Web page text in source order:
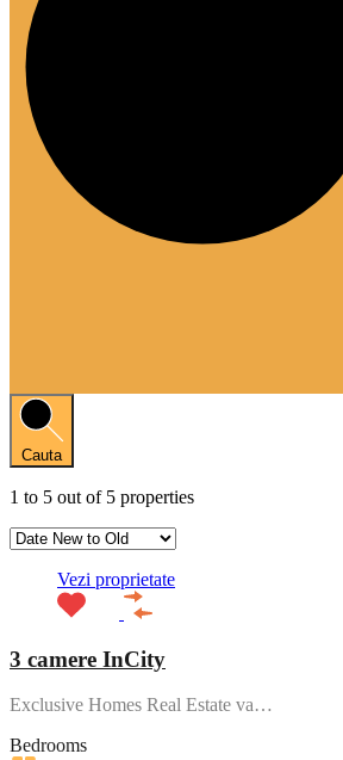
Cauta
1 to 5 out of 5 properties
Vezi proprietate
3 camere InCity
Exclusive Homes Real Estate va…
Bedrooms